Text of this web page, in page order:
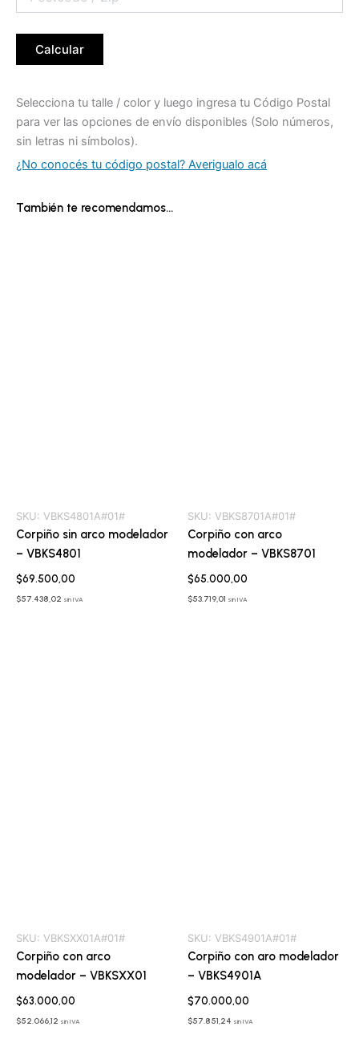
Calcular
Selecciona tu talle / color y luego ingresa tu Código Postal
para ver las opciones de envío disponibles (Solo números,
sin letras ni símbolos).
¿No conocés tu código postal? Averigualo acá
También te recomendamos…
SKU: VBKS4801A#01#
Corpiño sin arco modelador
– VBKS4801
$69.500,00
$57.438,02 sin IVA
SKU: VBKS8701A#01#
Corpiño con arco
modelador – VBKS8701
$65.000,00
$53.719,01 sin IVA
SKU: VBKSXX01A#01#
Corpiño con arco
modelador – VBKSXX01
$63.000,00
$52.066,12 sin IVA
SKU: VBKS4901A#01#
Corpiño con aro modelador
– VBKS4901A
$70.000,00
$57.851,24 sin IVA